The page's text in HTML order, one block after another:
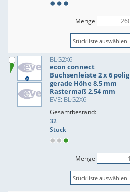
Menge
BLG2X6
econ connect
Buchsenleiste 2 x 6 polig
gerade Höhe 8,5 mm
Rastermaß 2,54 mm
EVE: BLG2X6
Gesamtbestand:
32
Stück
Menge